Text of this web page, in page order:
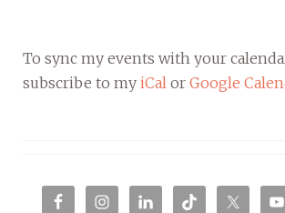
To sync my events with your
subscribe to my iCal or Google